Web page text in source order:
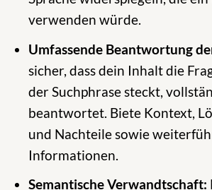
verwenden würde.
Umfassende Beantwortung
sicher, dass dein Inhalt die
der Suchphrase steckt,
beantwortet. Biete Kontext,
und Nachteile sowie
Informationen.
Semantische Verwandtschaft: